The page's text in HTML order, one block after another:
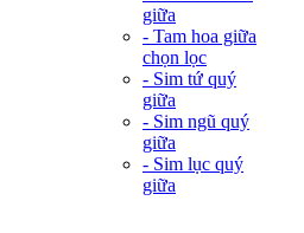
giữa
- Tam hoa giữa
chọn lọc
- Sim tứ quý
giữa
- Sim ngũ quý
giữa
- Sim lục quý
giữa